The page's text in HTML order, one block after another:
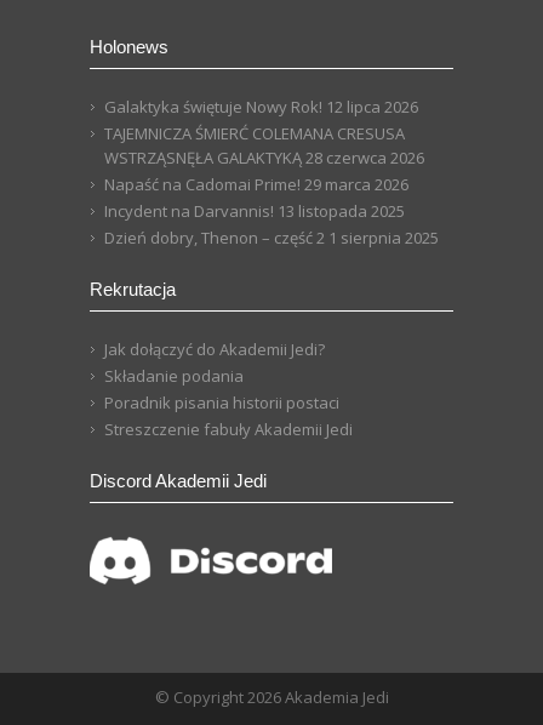
Holonews
Galaktyka świętuje Nowy Rok! 12 lipca 2026
TAJEMNICZA ŚMIERĆ COLEMANA CRESUSA
WSTRZĄSNĘŁA GALAKTYKĄ28 czerwca 2026
Napaść na Cadomai Prime! 29 marca 2026
Incydent na Darvannis! 13 listopada 2025
Dzień dobry, Thenon – część 2 1 sierpnia 2025
Rekrutacja
Jak dołączyć do Akademii Jedi?
Składanie podania
Poradnik pisania historii postaci
Streszczenie fabuły Akademii Jedi
Discord Akademii Jedi
© Copyright 2026 Akademia Jedi